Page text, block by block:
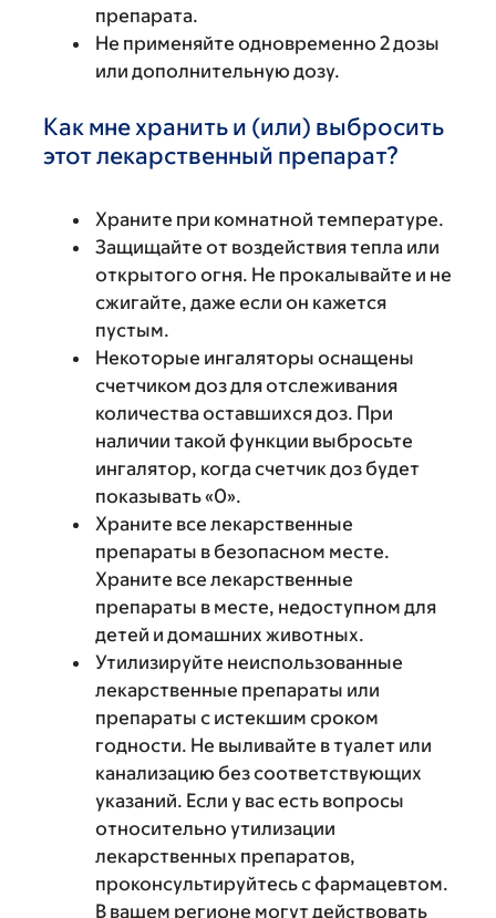
препарата.
Не применяйте одновременно 2 дозы
или дополнительную дозу.
Как мне хранить и (или) выбросить
этот лекарственный препарат?
Храните при комнатной температуре.
Защищайте от воздействия тепла или
открытого огня. Не прокалывайте и не
сжигайте, даже если он кажется
пустым.
Некоторые ингаляторы оснащены
счетчиком доз для отслеживания
количества оставшихся доз. При
наличии такой функции выбросьте
ингалятор, когда счетчик доз будет
показывать «0».
Храните все лекарственные
препараты в безопасном месте.
Храните все лекарственные
препараты в месте, недоступном для
детей и домашних животных.
Утилизируйте неиспользованные
лекарственные препараты или
препараты с истекшим сроком
годности. Не выливайте в туалет или
канализацию без соответствующих
указаний. Если у вас есть вопросы
относительно утилизации
лекарственных препаратов,
проконсультируйтесь с фармацевтом.
В вашем регионе могут действовать